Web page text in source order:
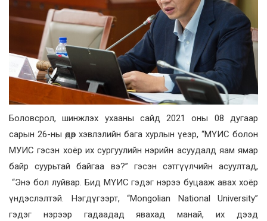
Боловсрол, шинжлэх ухааны сайд 2021 оны 08 дугаар
сарын 26-ны өдөр хэвлэлийн бага хурлын үеэр, “МҮИС болон
МУИС гэсэн хоёр их сургуулийн нэрийн асуудалд яам ямар
байр суурьтай байгаа вэ?” гэсэн сэтгүүлчийн асуултад,
“Энэ бол луйвар. Бид МҮИС гэдэг нэрээ буцааж авах хоёр
үндэслэлтэй. Нэгдүгээрт, “Mongolian National University”
гэдэг нэрээр гадаадад явахад манай, их дээд